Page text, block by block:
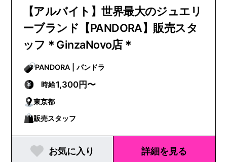
【アルバイト】世界最大のジュエリ
ーブランド【PANDORA】販売スタ
ッフ＊GinzaNovo店＊
PANDORA | パンドラ
時給1,300円〜
東京都
販売スタッフ
お気に入り 詳細を見る